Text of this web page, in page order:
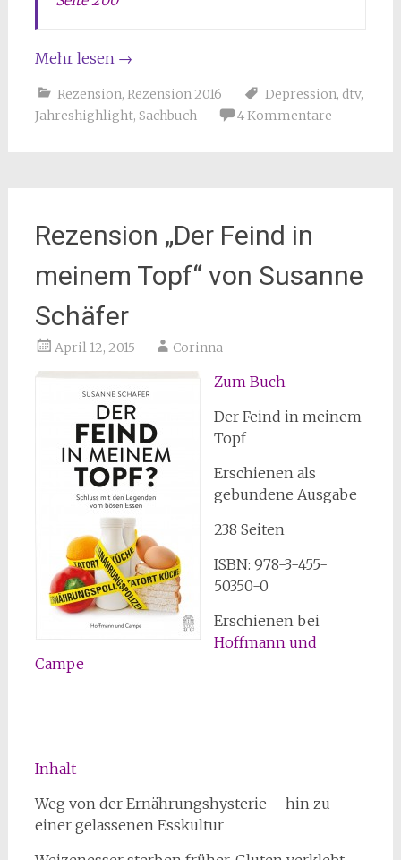
Mehr lesen →
Rezension, Rezension 2016 Depression, dtv,
Jahreshighlight, Sachbuch 4 Kommentare
Rezension „Der Feind in
meinem Topf“ von Susanne
Schäfer
April 12, 2015 Corinna
Zum Buch
Der Feind in meinem
Topf
Erschienen als
gebundene Ausgabe
238 Seiten
ISBN: 978-3-455-
50350-0
Erschienen bei
Hoffmann und
Campe
Inhalt
Weg von der Ernährungshysterie – hin zu
einer gelassenen Esskultur